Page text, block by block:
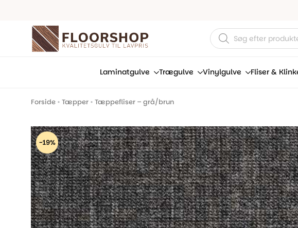
Products
search
Laminatgulve Trægulve Vinylgulve Fliser &
Forside • Tæpper • Tæppefliser – grå/brun
-19%